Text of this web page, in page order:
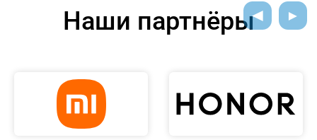
Наши партнёры